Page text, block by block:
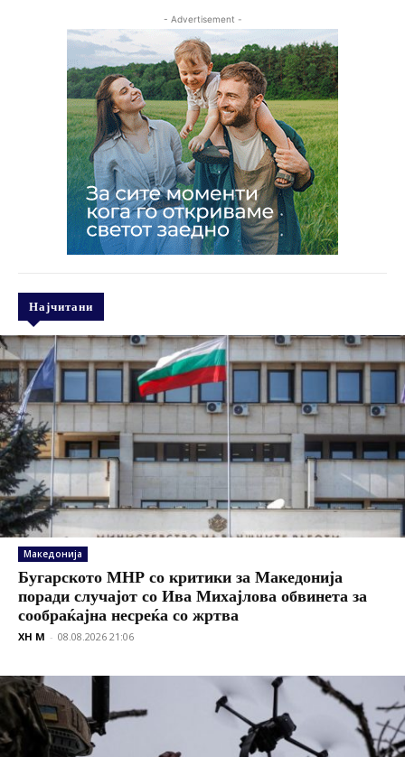
- Advertisement -
Најчитани
Македонија
Бугарското МНР со критики за Македонија
поради случајот со Ива Михајлова обвинета за
сообраќајна несреќа со жртва
XH M - 08.08.2026 21:06